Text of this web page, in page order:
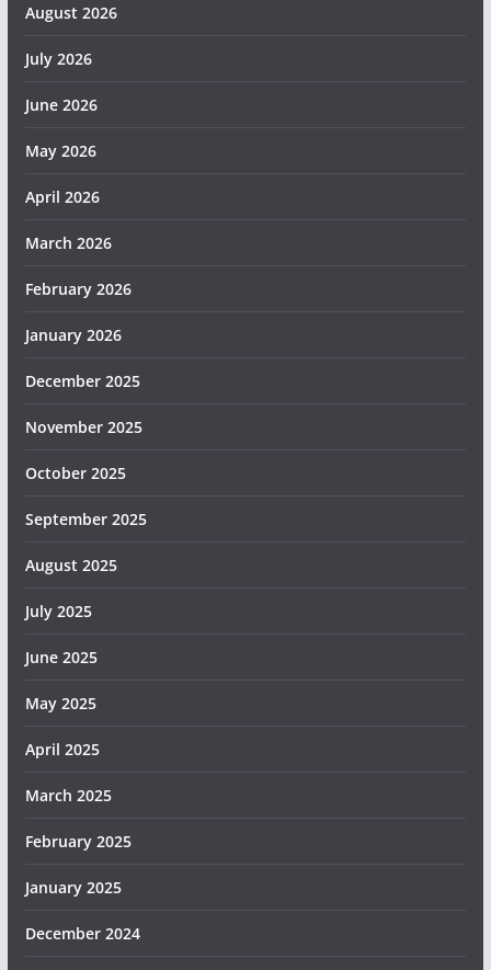
August 2026
July 2026
June 2026
May 2026
April 2026
March 2026
February 2026
January 2026
December 2025
November 2025
October 2025
September 2025
August 2025
July 2025
June 2025
May 2025
April 2025
March 2025
February 2025
January 2025
December 2024